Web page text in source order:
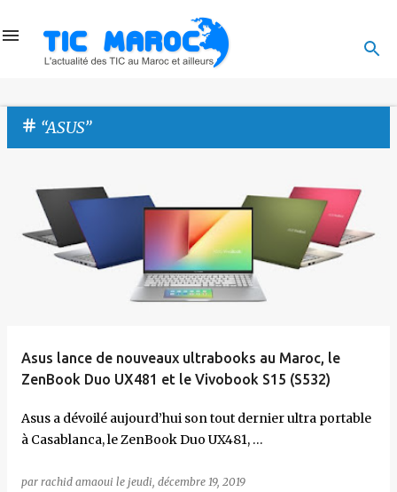
Accéder au contenu principal
ASUS
Asus lance de nouveaux ultrabooks au Maroc, le
ZenBook Duo UX481 et le Vivobook S15 (S532)
Asus a dévoilé aujourd’hui son tout dernier ultra portable
à Casablanca, le ZenBook Duo UX481, …
par rachid amaoui le jeudi, décembre 19, 2019